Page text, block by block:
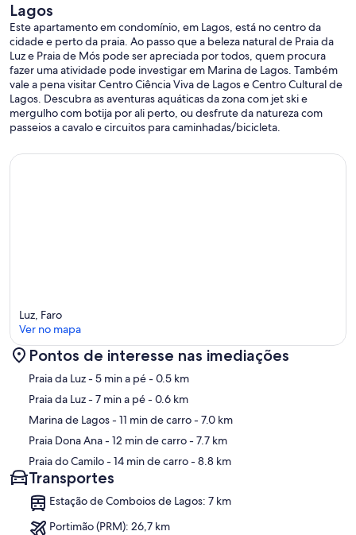
Lagos
Este apartamento em condomínio, em Lagos, está no centro da
cidade e perto da praia. Ao passo que a beleza natural de Praia da
Luz e Praia de Mós pode ser apreciada por todos, quem procura
fazer uma atividade pode investigar em Marina de Lagos. Também
vale a pena visitar Centro Ciência Viva de Lagos e Centro Cultural de
Lagos. Descubra as aventuras aquáticas da zona com jet ski e
mergulho com botija por ali perto, ou desfrute da natureza com
passeios a cavalo e circuitos para caminhadas/bicicleta.
Mapa
Luz, Faro
Ver no mapa
Pontos de interesse nas imediações
Praia da Luz- 5 min a pé- 0.5 km
Praia da Luz- 7 min a pé- 0.6 km
Marina de Lagos- 11 min de carro- 7.0 km
Praia Dona Ana- 12 min de carro- 7.7 km
Praia do Camilo- 14 min de carro- 8.8 km
Transportes
Estação de Comboios de Lagos: 7 km
Portimão (PRM): 26,7 km